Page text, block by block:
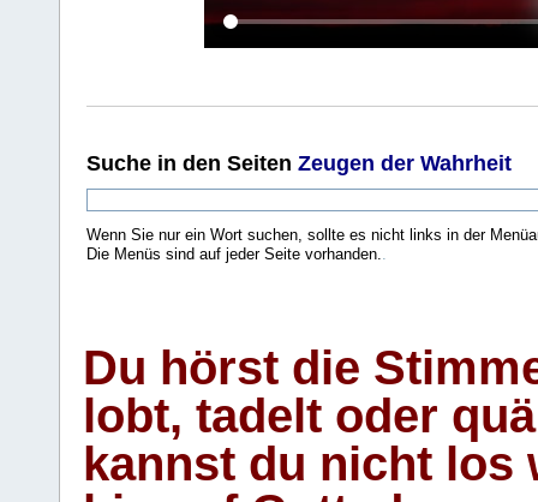
Suche in den Seiten Zeugen der Wahrheit
Wenn Sie nur ein Wort suchen, sollte es nicht links in der
Die Menüs sind auf jeder Seite vorhanden..
Du hörst die
lobt, tadelt oder
kannst du nicht los